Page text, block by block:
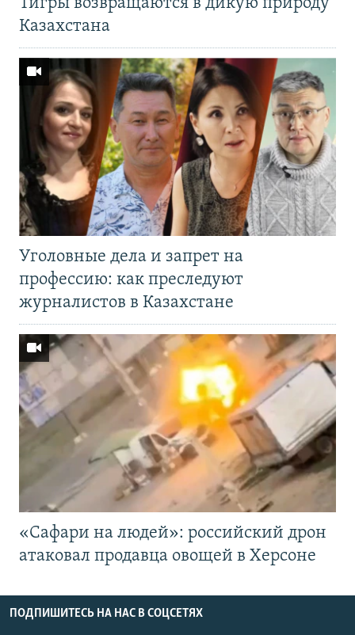
Казахстана
Уголовные дела и запрет на
профессию: как преследуют
журналистов в Казахстане
«Cафари на людей»: российский дрон
атаковал продавца овощей в Херсоне
ПОДПИШИТЕСЬ НА НАС В СОЦСЕТЯХ